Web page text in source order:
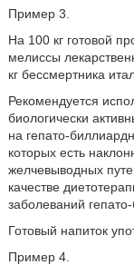
Пример 3.
На 100 кг готовой
мелиссы
кг бессмертника
Рекомендуется
биологически
на гепато-
которых есть
желчевыводных
качестве
заболеваний
Готовый напиток
Пример 4.